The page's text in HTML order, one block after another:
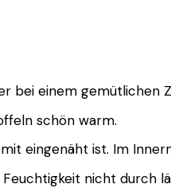
bei einem gemütlichen
schön warm.
eingenäht ist. Im
nicht durch